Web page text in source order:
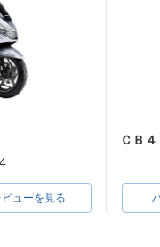
ビューを見る